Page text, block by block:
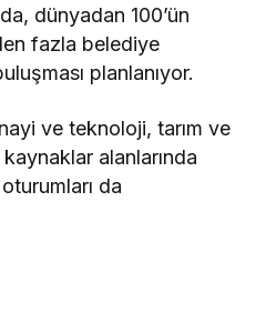
dünyadan 100’ün
fazla belediye
planlanıyor.
ve teknoloji, tarım ve
alanlarında
da